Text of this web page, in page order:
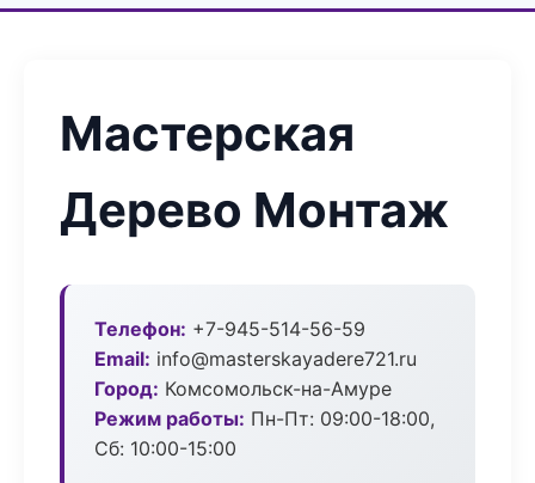
Мастерская
Дерево Монтаж
Телефон: +7-945-514-56-59
Email: info@masterskayadere721.ru
Город: Комсомольск-на-Амуре
Режим работы: Пн-Пт: 09:00-18:00,
Сб: 10:00-15:00